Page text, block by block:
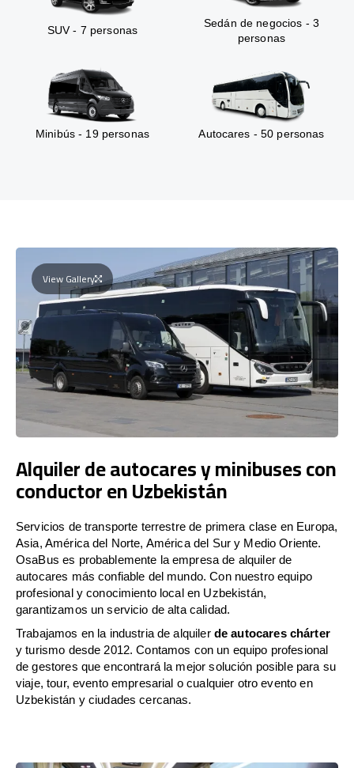
SUV - 7 personas
Sedán de negocios - 3
personas
Minibús - 19 personas Autocares - 50 personas
View Gallery
Alquiler de autocares y minibuses con
conductor en Uzbekistán
Servicios de transporte terrestre de primera clase en Europa,
Asia, América del Norte, América del Sur y Medio Oriente.
OsaBus es probablemente la empresa de alquiler de
autocares más confiable del mundo. Con nuestro equipo
profesional y conocimiento local en Uzbekistán,
garantizamos un servicio de alta calidad.
Trabajamos en la industria de alquiler de autocares chárter
y turismo desde 2012. Contamos con un equipo profesional
de gestores que encontrará la mejor solución posible para su
viaje, tour, evento empresarial o cualquier otro evento en
Uzbekistán y ciudades cercanas.